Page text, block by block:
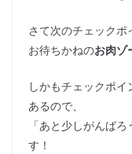
さて次のチェック
お待ちかねのお肉ゾ
しかもチェックポ
あるので、
「あと少しがんば
す！